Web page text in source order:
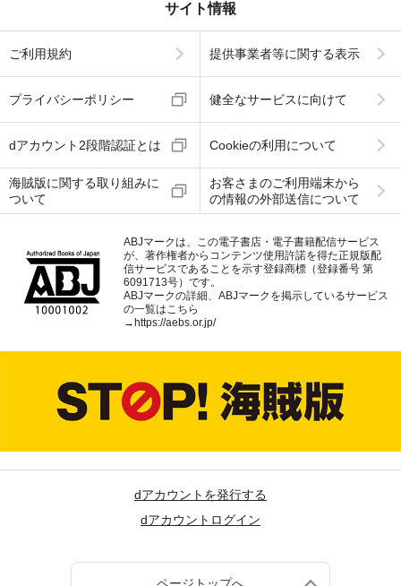
サイト情報
ご利用規約 提供事業者等に関する表示
プライバシーポリシー 健全なサービスに向けて
dアカウント2段階認証とは Cookieの利用について
海賊版に関する取り組みに
ついて
お客さまのご利用端末から
の情報の外部送信について
ABJマークは、この電子書店・電子書籍配信サービス
が、著作権者からコンテンツ使用許諾を得た正規版配
信サービスであることを示す登録商標（登録番号 第
6091713号）です。
ABJマークの詳細、ABJマークを掲示しているサービス
の一覧はこちら
→ https://aebs.or.jp/
dアカウントを発行する
dアカウントログイン